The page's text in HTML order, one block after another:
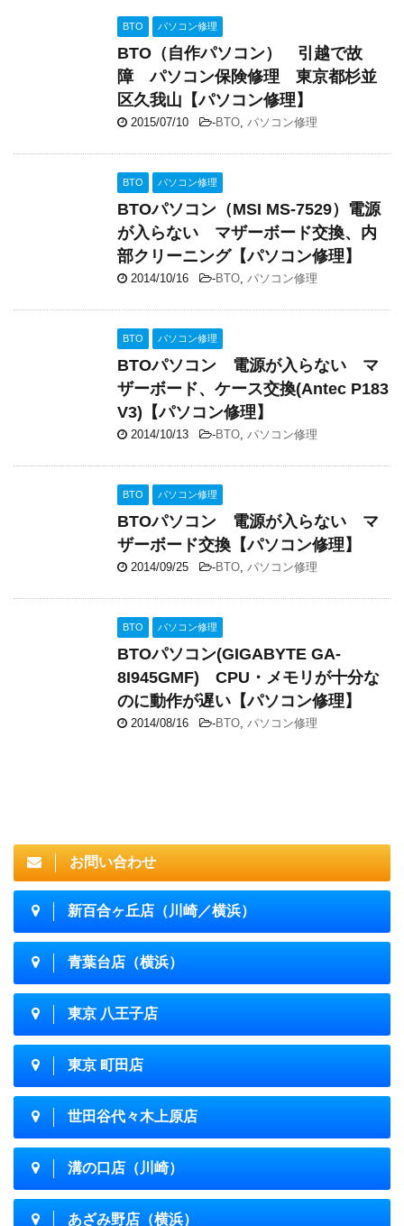
BTO パソコン修理
BTO（自作パソコン） 引越で故
障 パソコン保険修理 東京都杉並
区久我山【パソコン修理】
2015/07/10 -BTO パソコン修理
BTO パソコン修理
BTOパソコン（MSI MS-7529）電源
が入らない マザーボード交換、内
部クリーニング【パソコン修理】
2014/10/16 -BTO パソコン修理
BTO パソコン修理
BTOパソコン 電源が入らない マ
ザーボード、ケース交換(Antec P183
V3)【パソコン修理】
2014/10/13 -BTO パソコン修理
BTO パソコン修理
BTOパソコン 電源が入らない マ
ザーボード交換【パソコン修理】
2014/09/25 -BTO パソコン修理
BTO パソコン修理
BTOパソコン(GIGABYTE GA-
8I945GMF) CPU・メモリが十分な
のに動作が遅い【パソコン修理】
2014/08/16 -BTO パソコン修理
お問い合わせ
新百合ヶ丘店（川崎／横浜）
青葉台店（横浜）
東京 八王子店
東京 町田店
世田谷代々木上原店
溝の口店（川崎）
あざみ野店（横浜）